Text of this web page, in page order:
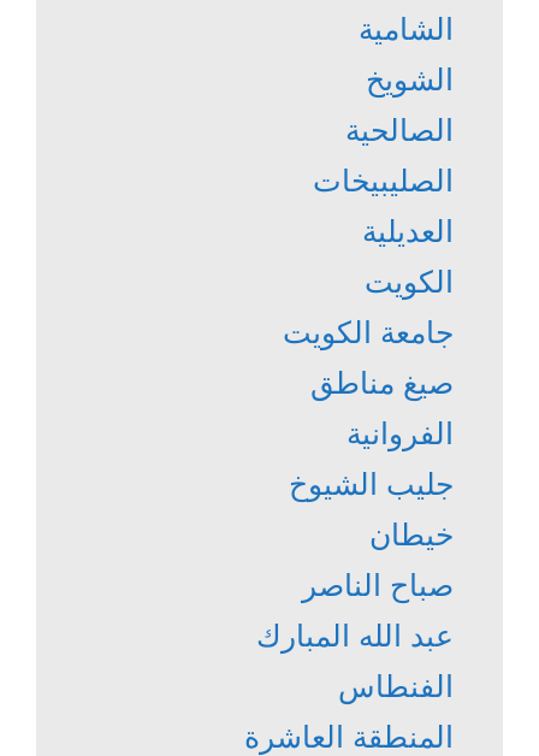
الشامية
الشويخ
الصالحية
الصليبيخات
العديلية
الكويت
جامعة الكويت
صيغ مناطق
الفروانية
جليب الشيوخ
خيطان
صباح الناصر
عبد الله المبارك
الفنطاس
المنطقة العاشرة